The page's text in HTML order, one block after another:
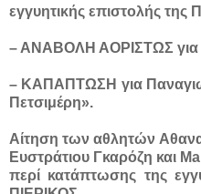
εγγυητικής επιστολής
– ΑΝΑΒΟΛΗ ΑΟΡΙΣΤΩΣ για
– ΚΑΠΑΠΤΩΣΗ για
Πετσιμέρη».
Αίτηση των αθλητών
Ευστράτιου Γκαρόζη και
περί κατάπτωσης της